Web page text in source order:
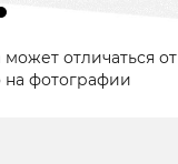
отличаться от
на фотографии